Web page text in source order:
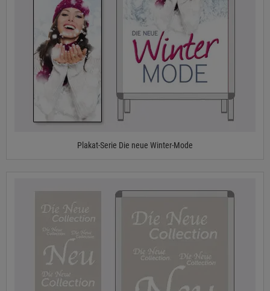
Plakat-Serie Die neue Winter-Mode